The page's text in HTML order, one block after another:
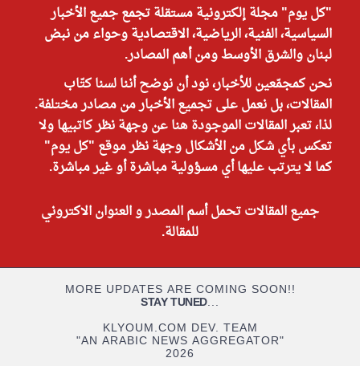
"كل يوم" مجلة إلكترونية مستقلة تجمع جميع الأخبار
السياسية، الفنية، الرياضية، الاقتصادية وحواء من نبض
لبنان والشرق الأوسط ومن أهم المصادر.
نحن كمجمّعين للأخبار، نود أن نوضح أننا لسنا كتّاب
المقالات، بل نعمل على تجميع الأخبار من مصادر مختلفة.
لذا، تعبر المقالات الموجودة هنا عن وجهة نظر كاتبيها ولا
تعكس بأي شكل من الأشكال وجهة نظر موقع "كل يوم"
كما لا يترتب عليها أي مسؤولية مباشرة أو غير مباشرة.
جميع المقالات تحمل أسم المصدر و العنوان الاكتروني
للمقالة.
MORE UPDATES ARE COMING SOON!!
STAY TUNED...
KLYOUM.COM DEV. TEAM
"AN ARABIC NEWS AGGREGATOR"
2026